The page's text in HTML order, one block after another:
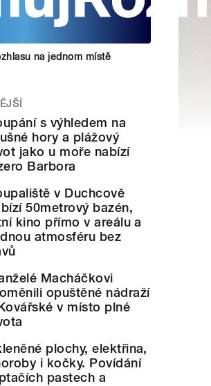
na jednom místě
s výhledem na
hory a plážový
jako u moře nabízí
Barbora
v Duchcově
50metrový bazén,
kino přímo v areálu a
atmosféru bez
Macháčkovi
opuštěné nádraží
v místo plné
plochy, elektřina,
i kočky. Povídání
pastech a